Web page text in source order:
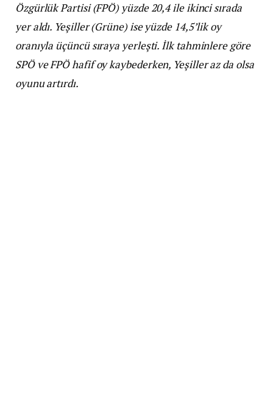
Özgürlük Partisi (FPÖ) yüzde 20,4 ile ikinci sırada
yer aldı. Yeşiller (Grüne) ise yüzde 14,5’lik oy
oranıyla üçüncü sıraya yerleşti. İlk tahminlere göre
SPÖ ve FPÖ hafif oy kaybederken, Yeşiller az da olsa
oyunu artırdı.